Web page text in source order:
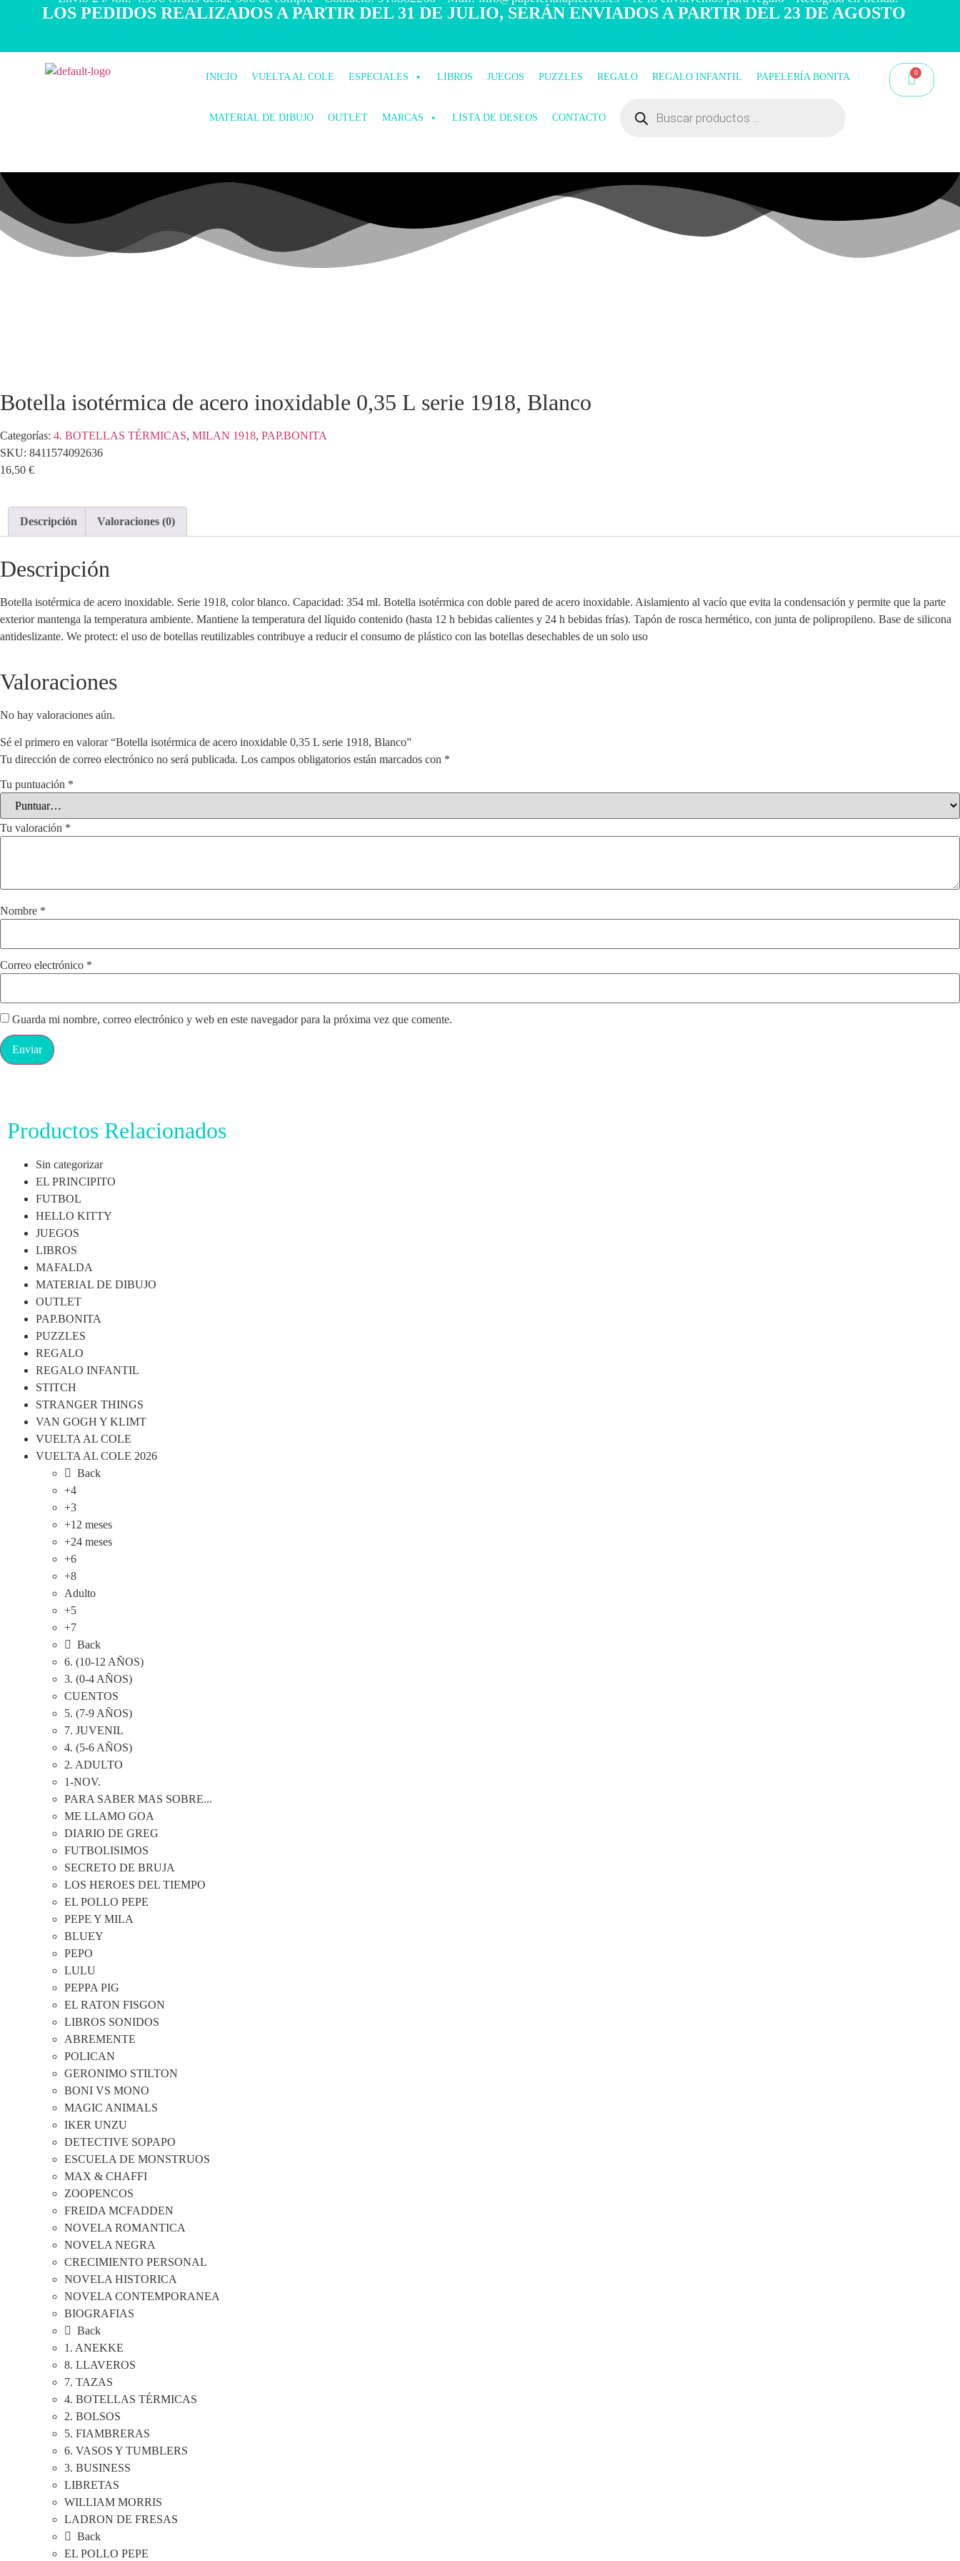
LOS PEDIDOS REALIZADOS A PARTIR DEL 31 DE JULIO, SERÁN ENVIADOS A PARTIR DEL 23 DE AGOSTO
INICIO VUELTA AL COLE ESPECIALES LIBROS JUEGOS PUZZLES REGALO REGALO INFANTIL PAPELERÍA BONITA
MATERIAL DE DIBUJO OUTLET MARCAS LISTA DE DESEOS CONTACTO
Botella isotérmica de acero inoxidable 0,35 L serie 1918, Blanco
Categorías: 4. BOTELLAS TÉRMICAS, MILAN 1918, PAP.BONITA
SKU: 8411574092636
16,50 €
Descripción Valoraciones (0)
Descripción
Botella isotérmica de acero inoxidable. Serie 1918, color blanco. Capacidad: 354 ml. Botella isotérmica con doble pared de acero inoxidable. Aislamiento al vacío que evita la condensación y permite que la parte
exterior mantenga la temperatura ambiente. Mantiene la temperatura del líquido contenido (hasta 12 h bebidas calientes y 24 h bebidas frías). Tapón de rosca hermético, con junta de polipropileno. Base de silicona
antideslizante. We protect: el uso de botellas reutilizables contribuye a reducir el consumo de plástico con las botellas desechables de un solo uso
Valoraciones
No hay valoraciones aún.
Sé el primero en valorar “Botella isotérmica de acero inoxidable 0,35 L serie 1918, Blanco”
Tu dirección de correo electrónico no será publicada. Los campos obligatorios están marcados con *
Tu puntuación *
Tu valoración *
Nombre *
Correo electrónico *
Guarda mi nombre, correo electrónico y web en este navegador para la próxima vez que comente.
Productos Relacionados
Sin categorizar
EL PRINCIPITO
FUTBOL
HELLO KITTY
JUEGOS
LIBROS
MAFALDA
MATERIAL DE DIBUJO
OUTLET
PAP.BONITA
PUZZLES
REGALO
REGALO INFANTIL
STITCH
STRANGER THINGS
VAN GOGH Y KLIMT
VUELTA AL COLE
VUELTA AL COLE 2026
Back
+4
+3
+12 meses
+24 meses
+6
+8
Adulto
+5
+7
Back
6. (10-12 AÑOS)
3. (0-4 AÑOS)
CUENTOS
5. (7-9 AÑOS)
7. JUVENIL
4. (5-6 AÑOS)
2. ADULTO
1-NOV.
PARA SABER MAS SOBRE...
ME LLAMO GOA
DIARIO DE GREG
FUTBOLISIMOS
SECRETO DE BRUJA
LOS HEROES DEL TIEMPO
EL POLLO PEPE
PEPE Y MILA
BLUEY
PEPO
LULU
PEPPA PIG
EL RATON FISGON
LIBROS SONIDOS
ABREMENTE
POLICAN
GERONIMO STILTON
BONI VS MONO
MAGIC ANIMALS
IKER UNZU
DETECTIVE SOPAPO
ESCUELA DE MONSTRUOS
MAX & CHAFFI
ZOOPENCOS
FREIDA MCFADDEN
NOVELA ROMANTICA
NOVELA NEGRA
CRECIMIENTO PERSONAL
NOVELA HISTORICA
NOVELA CONTEMPORANEA
BIOGRAFIAS
Back
1. ANEKKE
8. LLAVEROS
7. TAZAS
4. BOTELLAS TÉRMICAS
2. BOLSOS
5. FIAMBRERAS
6. VASOS Y TUMBLERS
3. BUSINESS
LIBRETAS
WILLIAM MORRIS
LADRON DE FRESAS
Back
EL POLLO PEPE